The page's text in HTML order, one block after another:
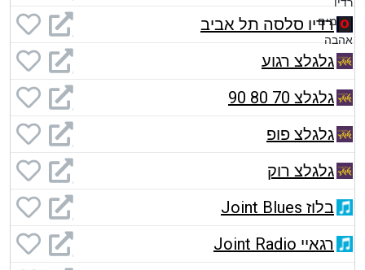
רדיו סלסה תל אביב
גלגלצ רגוע
גלגלצ 70 80 90
גלגלצ פופ
גלגלצ רוק
בלוז Joint Blues
רגאיי Joint Radio